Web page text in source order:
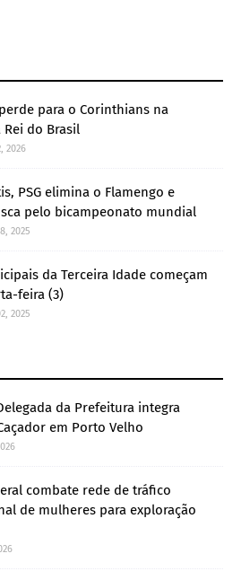
para o Corinthians na
do Brasil
2026
PSG elimina o Flamengo e
pelo bicampeonato mundial
2025
da Terceira Idade começam
feira (3)
2025
da Prefeitura integra
em Porto Velho
combate rede de tráfico
de mulheres para exploração